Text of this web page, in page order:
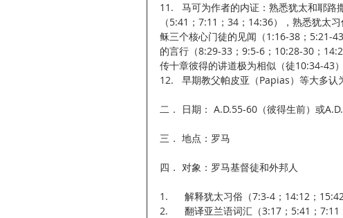
11.   马可为作者的内证：熟悉犹太和耶
（5:41；7:11；34；14:36），熟悉犹太
稣三个核心门徒的见闻（1:16-38；5:21-
的言行（8:29-33；9:5-6；10:28-30；
传十章彼得的讲道极为相似（徒10:34-43）
12.   早期教父帕皮亚（Papias）等大多认
二． 日期： A.D.55-60（彼得生前）或
三． 地点：罗马
四． 对象：罗马基督徒和外邦人
1.      解释犹太习俗（7:3-4；14:12；15:42
2.      翻译亚兰语词汇（3:17；5:41；7:11